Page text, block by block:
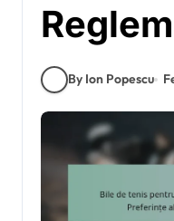
By Ion Popescu